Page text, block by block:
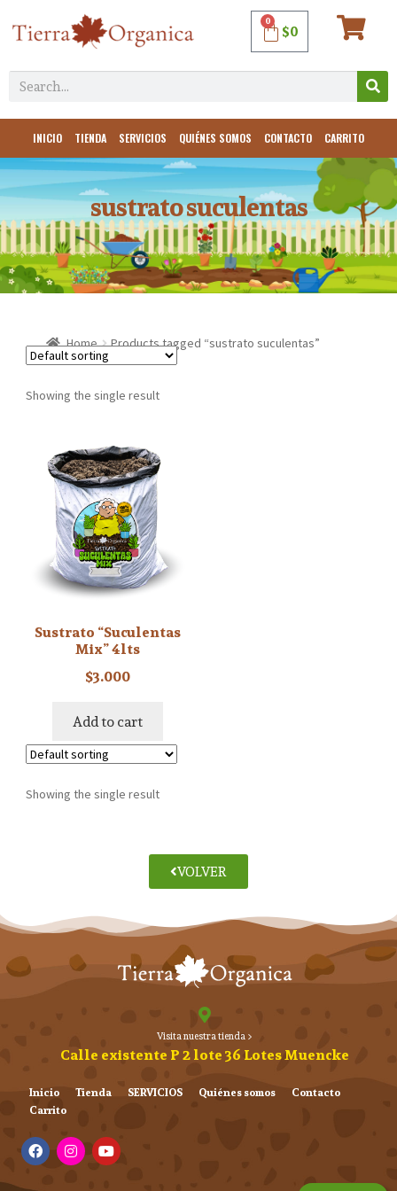
$0
0
INICIO TIENDA SERVICIOS QUIÉNES SOMOS CONTACTO CARRITO
sustrato suculentas
Home Products tagged “sustrato suculentas”
Showing the single result
Sustrato “Suculentas
Mix” 4lts
$3.000
Add to cart
Showing the single result
VOLVER
Visita nuestra tienda >
Calle existente P 2 lote 36 Lotes Muencke
Inicio Tienda SERVICIOS Quiénes somos
Contacto
Carrito